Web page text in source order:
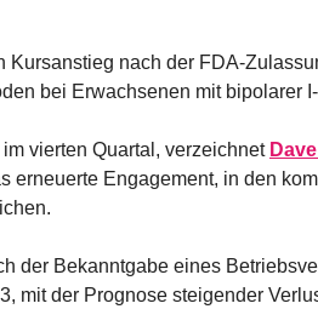
Kursanstieg nach der FDA-
bei Erwachsenen mit bipolarer
vierten Quartal, verzeichnet
erneuerte Engagement, in den
der Bekanntgabe eines
mit der Prognose steigender